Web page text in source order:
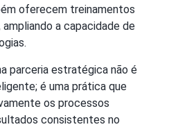
oferecem treinamentos
a capacidade de
parceria estratégica não é
é uma prática que
os processos
consistentes no